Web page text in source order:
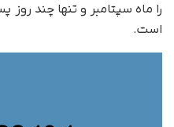
را ماه سپتامبر و تنها چند روز
است.